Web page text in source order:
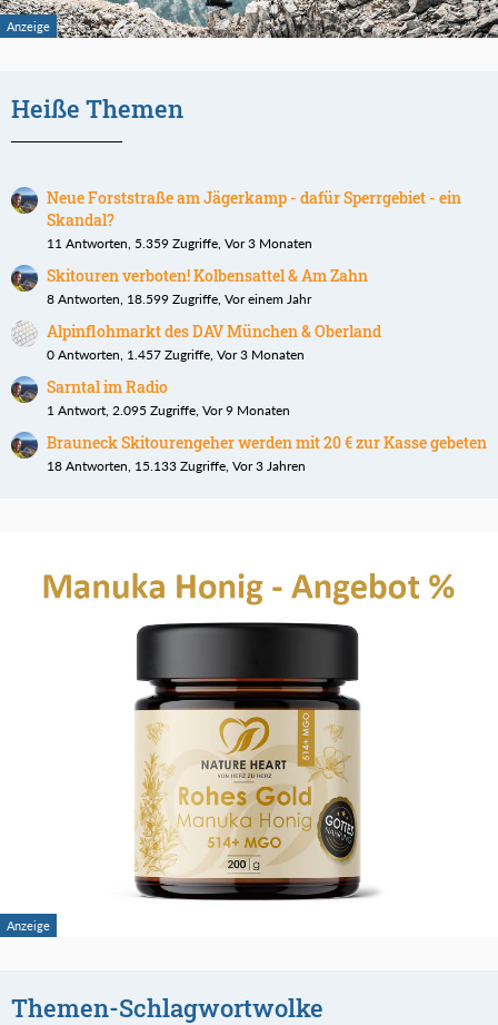
Heiße Themen
Neue Forststraße am Jägerkamp - dafür Sperrgebiet - ein
Skandal?
11 Antworten, 5.359 Zugriffe, Vor 3 Monaten
Skitouren verboten! Kolbensattel & Am Zahn
8 Antworten, 18.599 Zugriffe, Vor einem Jahr
Alpinflohmarkt des DAV München & Oberland
0 Antworten, 1.457 Zugriffe, Vor 3 Monaten
Sarntal im Radio
1 Antwort, 2.095 Zugriffe, Vor 9 Monaten
Brauneck Skitourengeher werden mit 20 € zur Kasse gebeten
18 Antworten, 15.133 Zugriffe, Vor 3 Jahren
Themen-Schlagwortwolke